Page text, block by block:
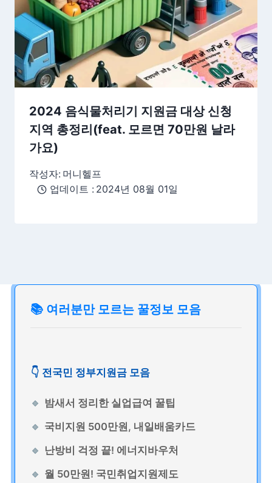
2024 음식물처리기 지원금 대상 신청
지역 총정리(feat. 모르면 70만원 날라
가요)
작성자: 머니헬프
업데이트 : 2024년 08월 01일
📚 여러분만 모르는 꿀정보 모음
👇 전국민 정부지원금 모음
밤새서 정리한 실업급여 꿀팁
국비지원 500만원, 내일배움카드
난방비 걱정 끝! 에너지바우처
월 50만원! 국민취업지원제도